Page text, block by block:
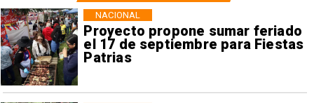
Proyecto propone sumar feriado
el 17 de septiembre para Fiestas
Patrias
NACIONAL